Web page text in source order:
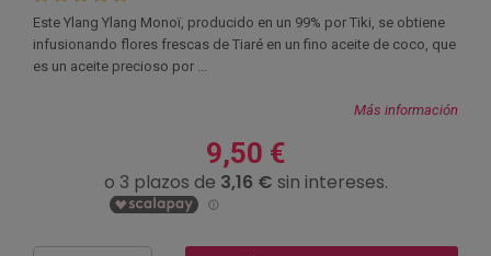
Este Ylang Ylang Monoï, producido en un 99% por Tiki, se obtiene
infusionando flores frescas de Tiaré en un fino aceite de coco, que
es un aceite precioso por ...
Más información
9,50 €